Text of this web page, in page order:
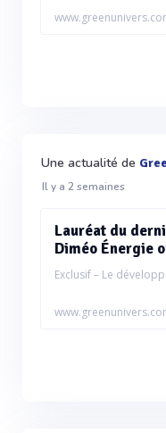
Une actualité de
Il y a 2 semaines
Lauréat du
Diméo Énergie
Exclusif – Le